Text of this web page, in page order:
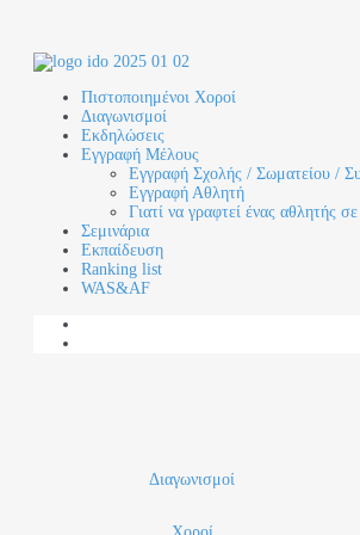
Πιστοποιημένοι Χοροί
Διαγωνισμοί
Εκδηλώσεις
Εγγραφή Μέλους
Εγγραφή Σχολής / Σωματείου /
Εγγραφή Αθλητή
Γιατί να γραφτεί ένας αθλητής
Σεμινάρια
Εκπαίδευση
Ranking list
WAS&AF
Διαγωνισμοί